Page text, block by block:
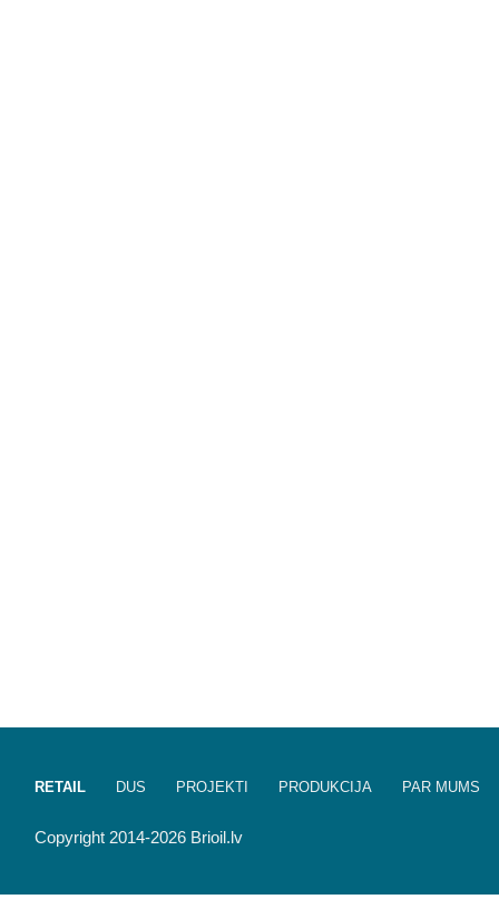
RETAIL DUS PROJEKTI PRODUKCIJA PAR MUMS
Copyright 2014-2026 Brioil.lv